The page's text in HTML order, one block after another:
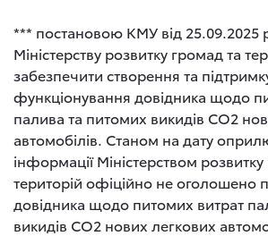
*** постановою КМУ від 25.09.2025
Міністерству розвитку громад та
забезпечити створення та
функціонування довідника щодо
палива та питомих викидів СО2
автомобілів. Станом на дату
інформації Міністерством
територій офіційно не оголошено
довідника щодо питомих витрат
викидів СО2 нових легкових